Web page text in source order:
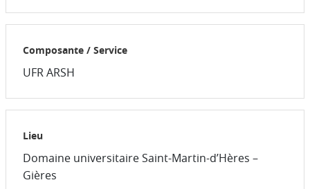
Composante / Service
UFR ARSH
Lieu
Domaine universitaire Saint-Martin-d’Hères –
Gières